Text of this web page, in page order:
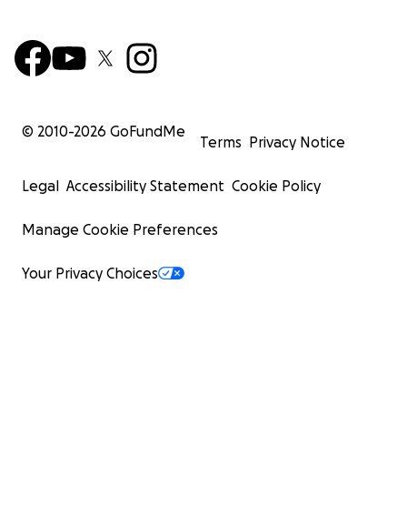
© 2010-2026 GoFundMe
Terms Privacy Notice
Legal Accessibility Statement Cookie Policy
Manage Cookie Preferences
Your Privacy Choices